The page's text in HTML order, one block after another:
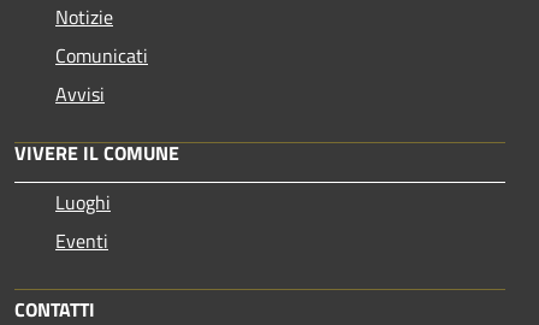
Notizie
Comunicati
Avvisi
VIVERE IL COMUNE
Luoghi
Eventi
CONTATTI